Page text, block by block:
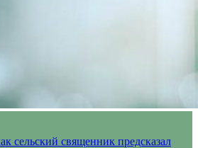
сельский священник предсказал